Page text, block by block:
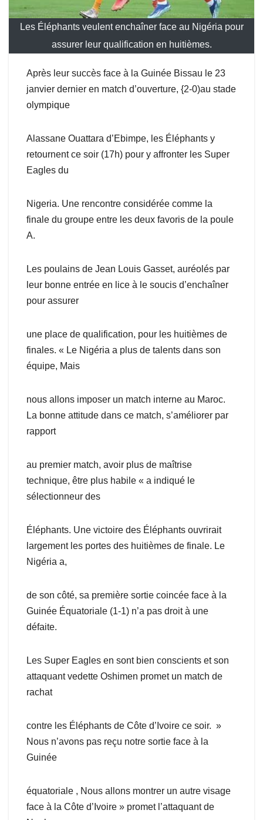
Les Éléphants veulent enchaîner face au Nigéria pour
assurer leur qualification en huitièmes.
Après leur succès face à la Guinée Bissau le 23
janvier dernier en match d’ouverture, {2-0)au stade
olympique
Alassane Ouattara d’Ebimpe, les Éléphants y
retournent ce soir (17h) pour y affronter les Super
Eagles du
Nigeria. Une rencontre considérée comme la
finale du groupe entre les deux favoris de la poule
A.
Les poulains de Jean Louis Gasset, auréolés par
leur bonne entrée en lice à le soucis d’enchaîner
pour assurer
une place de qualification, pour les huitièmes de
finales. « Le Nigéria a plus de talents dans son
équipe, Mais
nous allons imposer un match interne au Maroc.
La bonne attitude dans ce match, s’améliorer par
rapport
au premier match, avoir plus de maîtrise
technique, être plus habile « a indiqué le
sélectionneur des
Éléphants. Une victoire des Éléphants ouvrirait
largement les portes des huitièmes de finale. Le
Nigéria a,
de son côté, sa première sortie coincée face à la
Guinée Équatoriale (1-1) n’a pas droit à une
défaite.
Les Super Eagles en sont bien conscients et son
attaquant vedette Oshimen promet un match de
rachat
contre les Éléphants de Côte d’Ivoire ce soir. »
Nous n’avons pas reçu notre sortie face à la
Guinée
équatoriale , Nous allons montrer un autre visage
face à la Côte d’Ivoire » promet l’attaquant de